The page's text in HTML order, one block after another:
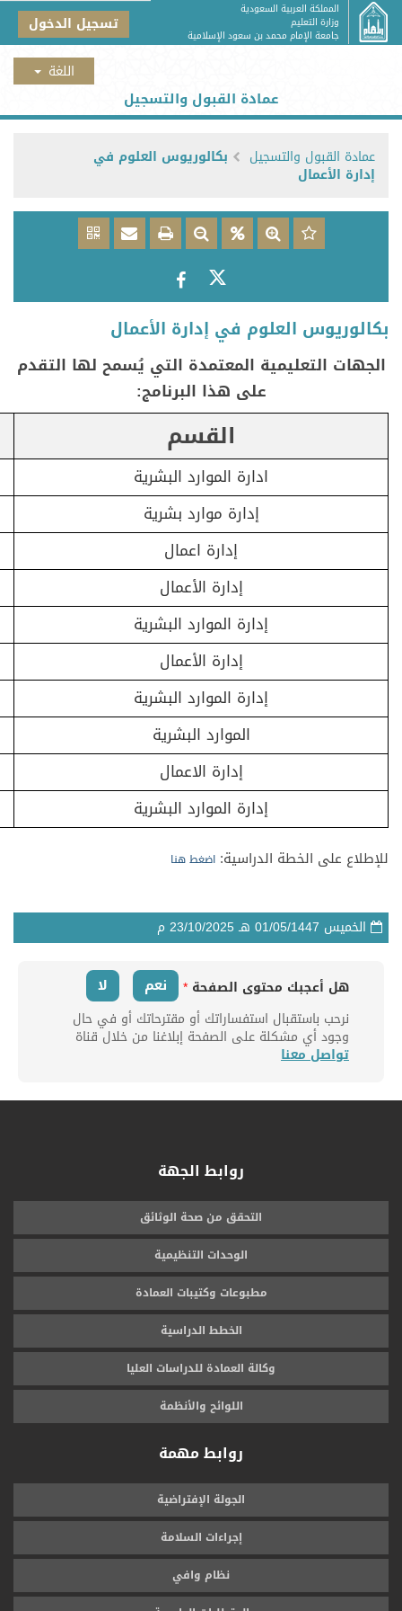
المملكة العربية السعودية
وزارة التعليم
جامعة الإمام محمد بن سعود الإسلامية تسجيل الدخول
عمادة القبول والتسجيل
عمادة القبول والتسجيل بكالوريوس العلوم في
إدارة الأعمال
بكالوريوس العلوم في إدارة الأعمال
​​​​​​​​​الجهات التعليمية المعتمدة التي يُسمح لها التقدم
على هذا البرنامج:
القسم
ادارة الموارد البشرية​
إدارة موارد بشرية
إدارة اعمال
إدارة الأعمال
إدارة الموارد البشرية
إدارة الأعمال
إدارة الموارد البشرية
الموارد البشرية
إدارة الاعمال
إدارة الموارد البشرية​
للإطلاع على الخطة الدراسية: اضغط هنا
الخميس 01/05/1447 هـ23/10/2025م
هل أعجبك محتوى الصفحة * نعم لا
نرحب باستقبال استفساراتك أو مقترحاتك أو في حال
وجود أي مشكلة على الصفحة إبلاغنا من خلال قناة
تواصل معنا
روابط الجهة
التحقق من صحة الوثائق
الوحدات التنظيمية
مطبوعات وكتيبات العمادة
الخطط الدراسية
وكالة العمادة للدراسات العليا
اللوائح والأنظمة
روابط مهمة
الجولة الإفتراضية
إجراءات السلامة
نظام وافي